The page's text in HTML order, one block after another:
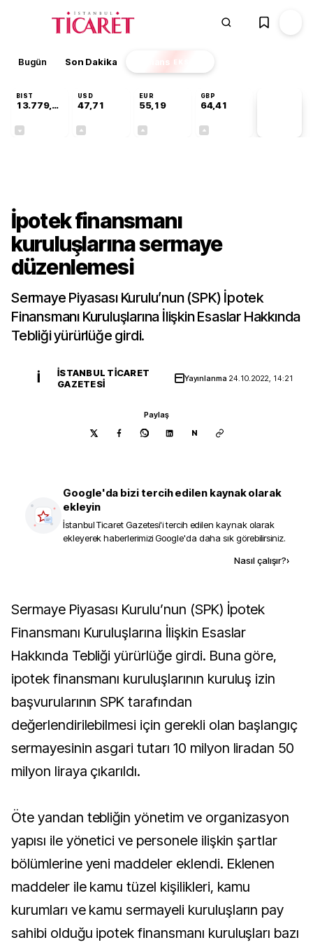
Bugün Son Dakika Finans EKSTRA
BIST
13.779,39
USD
47,71
EUR
55,19
GBP
64,41
İpotek finansmanı
kuruluşlarına sermaye
düzenlemesi
Sermaye Piyasası Kurulu’nun (SPK) İpotek
Finansmanı Kuruluşlarına İlişkin Esaslar Hakkında
Tebliği yürürlüğe girdi.
İ
İSTANBUL TICARET
GAZETESI
Yayınlanma 24.10.2022, 14:21
Paylaş
N
Google'da bizi tercih edilen kaynak olarak
ekleyin
İstanbul Ticaret Gazetesi'i tercih edilen kaynak olarak
ekleyerek haberlerimizi Google'da daha sık görebilirsiniz.
Nasıl çalışır?›
Sermaye Piyasası Kurulu’nun (SPK) İpotek
Finansmanı Kuruluşlarına İlişkin Esaslar
Hakkında Tebliği yürürlüğe girdi. Buna göre,
ipotek finansmanı kuruluşlarının kuruluş izin
başvurularının SPK tarafından
değerlendirilebilmesi için gerekli olan başlangıç
sermayesinin asgari tutarı 10 milyon liradan 50
milyon liraya çıkarıldı.
Öte yandan tebliğin yönetim ve organizasyon
yapısı ile yönetici ve personele ilişkin şartlar
bölümlerine yeni maddeler eklendi. Eklenen
maddeler ile kamu tüzel kişilikleri, kamu
kurumları ve kamu sermayeli kuruluşların pay
sahibi olduğu ipotek finansmanı kuruluşları bazı